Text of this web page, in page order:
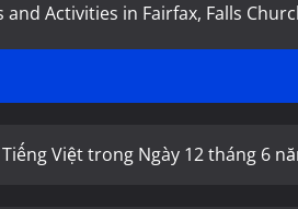
Activities in Fairfax, Falls
Việt trong Ngày 12 tháng 6